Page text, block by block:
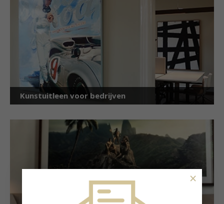
Kunstuitleen voor bedrijven
×